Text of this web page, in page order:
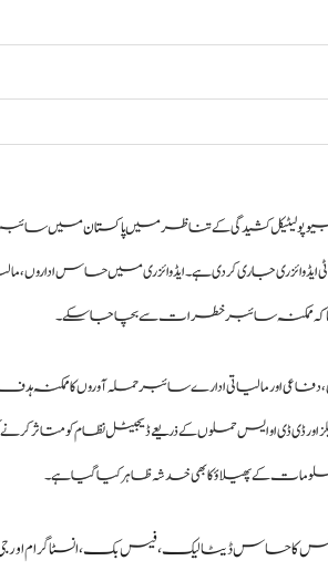
پولیٹیکل کشیدگی کے تناظر میںپاکستانمیں سائبر
جاری کر دی ہے۔ ایڈوائزری میں حساس اداروں،
ہے تاکہ ممکنہ سائبر خطرات سے بچا جا سکے۔
مالیاتی ادارے سائبر حملہ آوروں کا ممکنہ ہدف بن
اور ڈی ڈی او ایس حملوں کے ذریعے ڈیجیٹل نظام کو
کے پھیلاؤ کا بھی خدشہ ظاہر کیا گیا ہے۔